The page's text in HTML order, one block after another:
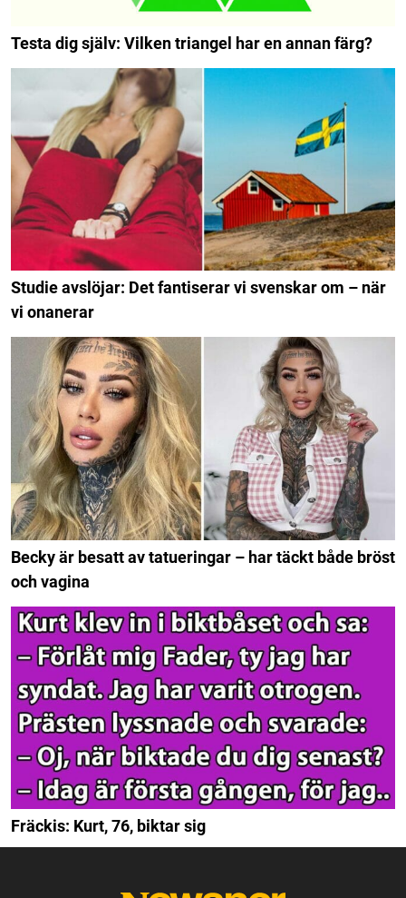
Testa dig själv: Vilken triangel har en annan färg?
Studie avslöjar: Det fantiserar vi svenskar om – när
vi onanerar
Becky är besatt av tatueringar – har täckt både bröst
och vagina
Fräckis: Kurt, 76, biktar sig